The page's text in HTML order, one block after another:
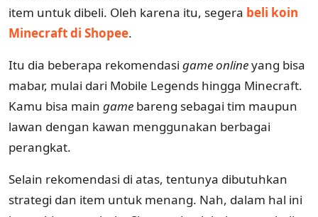
item untuk dibeli. Oleh karena itu, segera beli koin
Minecraft di Shopee.
Itu dia beberapa rekomendasi game onlineyang bisa
mabar, mulai dari Mobile Legends hingga Minecraft.
Kamu bisa main game bareng sebagai tim maupun
lawan dengan kawan menggunakan berbagai
perangkat.
Selain rekomendasi di atas, tentunya dibutuhkan
strategi dan item untuk menang. Nah, dalam hal ini